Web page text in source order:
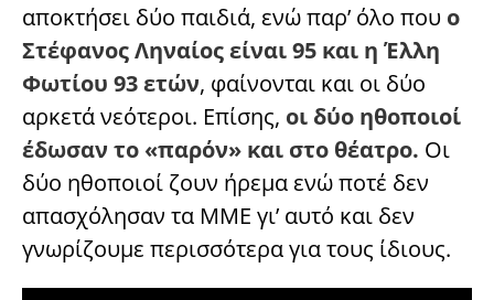
αποκτήσει δύο παιδιά, ενώ παρ’ όλο που ο
Στέφανος Ληναίος είναι 95 και η Έλλη
Φωτίου 93 ετών, φαίνονται και οι δύο
αρκετά νεότεροι. Επίσης, οι δύο ηθοποιοί
έδωσαν το «παρόν» και στο θέατρο. Οι
δύο ηθοποιοί ζουν ήρεμα ενώ ποτέ δεν
απασχόλησαν τα ΜΜΕ γι’ αυτό και δεν
γνωρίζουμε περισσότερα για τους ίδιους.